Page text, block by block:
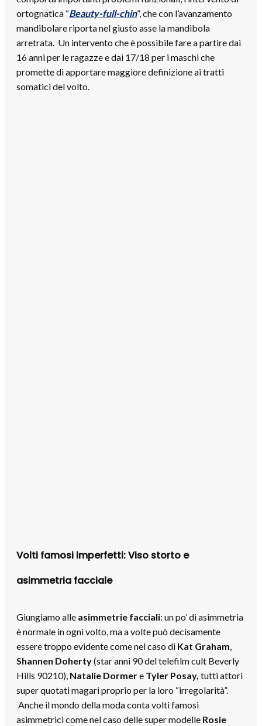
ortognatica “Beauty-full-chin”, che con l’avanzamento
mandibolare riporta nel giusto asse la mandibola
arretrata. Un intervento che è possibile fare a partire dai
16 anni per le ragazze e dai 17/18 per i maschi che
promette di apportare maggiore definizione ai tratti
somatici del volto.
Volti famosi imperfetti: Viso storto e
asimmetria facciale
Giungiamo alle asimmetrie facciali: un po’ di asimmetria
è normale in ogni volto, ma a volte può decisamente
essere troppo evidente come nel caso di Kat Graham,
Shannen Doherty(star anni 90 del telefilm cult Beverly
Hills 90210), Natalie Dormere Tyler Posay, tutti attori
super quotati magari proprio per la loro “irregolarità”.
Anche il mondo della moda conta volti famosi
asimmetrici come nel caso delle super modelle Rosie